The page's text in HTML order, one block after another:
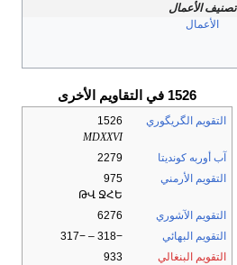
تصنيف الأعمال
الأعمال
1526 في التقاويم الأخرى
التقويم الگريگوري
1526
MDXXVI
آب أوربه كونديتا
2279
التقويم الأرمني
975
ԹՎ ՋՀԵ
التقويم الآشوري
6276
التقويم البهائي
−318 – −317
التقويم البنغالي
933